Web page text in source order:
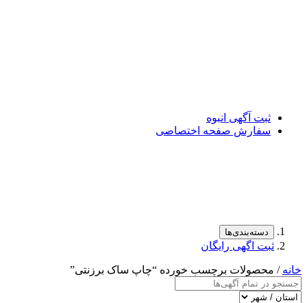
ثبت آگهی انبوه
سفارش صفحه اختصاصی
دسته‌بندی‌ها
ثبت اگهی رایگان
خانه / محصولات برچسب خورده “چاپ ساک برزنتی”